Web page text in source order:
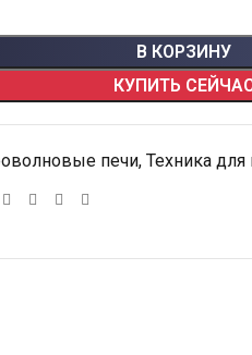
В КОРЗИНУ
КУПИТЬ
печи, Техника для